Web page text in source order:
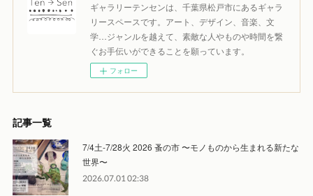
ギャラリーテンセンは、千葉県松戸市にあるギャラ
リースペースです。アート、デザイン、音楽、文
学…ジャンルを越えて、素敵な人やものや時間を繋
ぐお手伝いができることを願っています。
フォロー
記事一覧
7/4土-7/28火 2026 蚤の市 〜モノものから生まれる新たな
世界〜
2026.07.01 02:38